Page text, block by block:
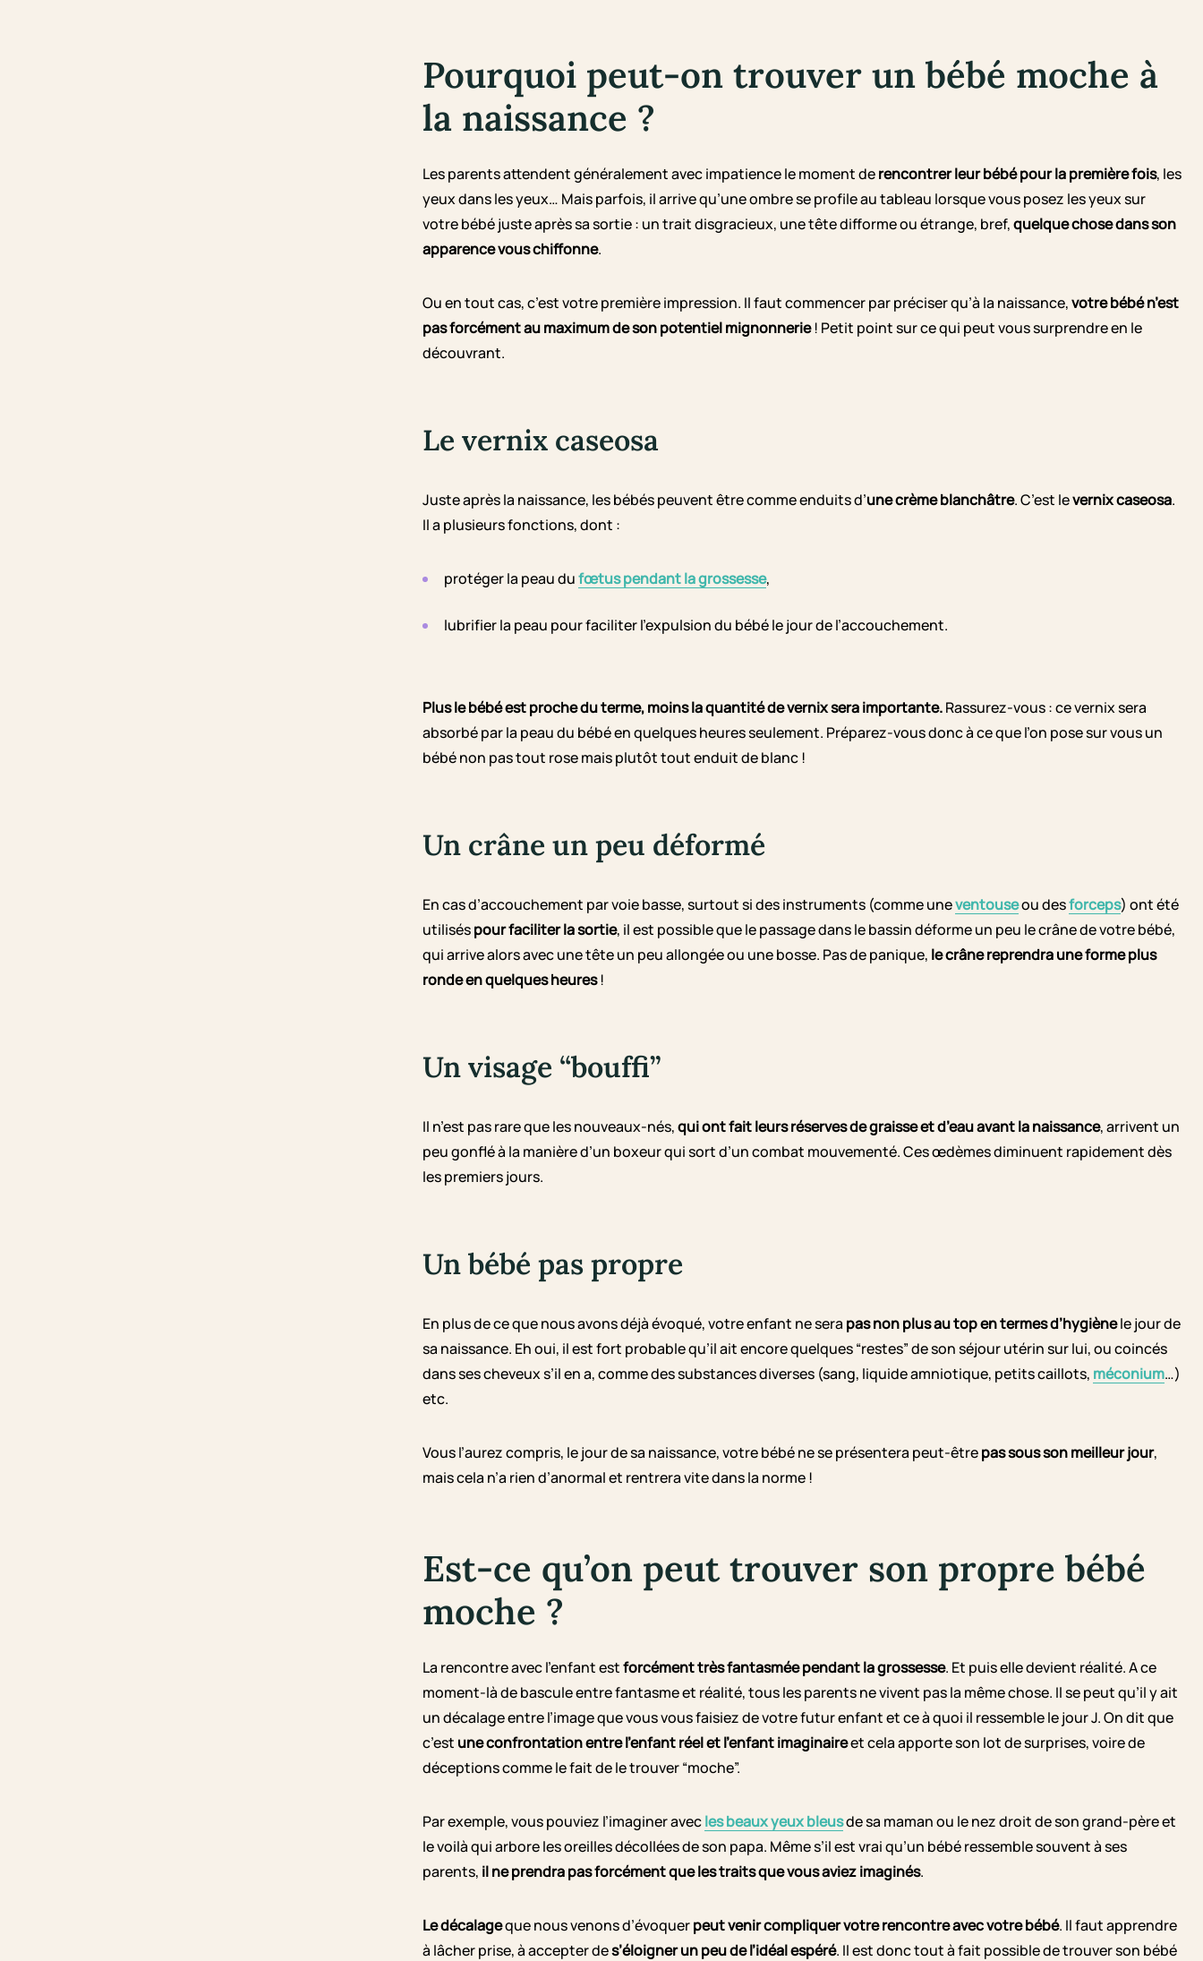
Pourquoi peut-on trouver un bébé moche à
la naissance ?
Les parents attendent généralement avec impatience le moment derencontrer leur bébé pour la première fois, les
yeux dans les yeux… Mais parfois, il arrive qu’une ombre se profile au tableau lorsque vous posez les yeux sur
votre bébé juste après sa sortie : un trait disgracieux, une tête difforme ou étrange, bref,quelque chose dans son
apparence vous chiffonne.
Ou en tout cas, c’est votre première impression. Il faut commencer par préciser qu’à la naissance,votre bébé n’est
pas forcément au maximum de son potentiel mignonnerie! Petit point sur ce qui peut vous surprendre en le
découvrant.
Le vernix caseosa
Juste après la naissance, les bébés peuvent être comme enduits d’une crème blanchâtre. C’est levernix caseosa.
Il a plusieurs fonctions, dont :
protéger la peau dufœtus pendant la grossesse,
lubrifier la peau pour faciliter l’expulsion du bébé le jour de l’accouchement.
Plus le bébé est proche du terme, moins la quantité de vernix sera importante.Rassurez-vous : ce vernix sera
absorbé par la peau du bébé en quelques heures seulement. Préparez-vous donc à ce que l’on pose sur vous un
bébé non pas tout rose mais plutôt tout enduit de blanc !
Un crâne un peu déformé
En cas d’accouchement par voie basse, surtout si des instruments (comme uneventouseou desforceps) ont été
utiliséspour faciliter la sortie, il est possible que le passage dans le bassin déforme un peu le crâne de votre bébé,
qui arrive alors avec une tête un peu allongée ou une bosse. Pas de panique, le crâne reprendra une forme plus
ronde en quelques heures!
Un visage “bouffi”
Il n’est pas rare que les nouveaux-nés,qui ont fait leurs réserves de graisse et d’eau avant la naissance, arrivent un
peu gonflé à la manière d’un boxeur qui sort d’un combat mouvementé. Ces œdèmes diminuent rapidement dès
les premiers jours.
Un bébé pas propre
En plus de ce que nous avons déjà évoqué, votre enfant ne sera pas non plus au top en termes d’hygiènele jour de
sa naissance. Eh oui, il est fort probable qu’il ait encore quelques “restes” de son séjour utérin sur lui, ou coincés
dans ses cheveux s’il en a, comme des substances diverses (sang, liquide amniotique, petits caillots, méconium…)
etc.
Vous l’aurez compris, le jour de sa naissance, votre bébé ne se présentera peut-êtrepas sous son meilleur jour,
mais cela n’a rien d’anormal et rentrera vite dans la norme !
Est-ce qu’on peut trouver son propre bébé
moche ?
La rencontre avec l’enfant estforcément très fantasmée pendant la grossesse. Et puis elle devient réalité. A ce
moment-là de bascule entre fantasme et réalité, tous les parents ne vivent pas la même chose. Il se peut qu’il y ait
un décalage entre l’image que vous vous faisiez de votre futur enfant et ce à quoi il ressemble le jour J. On dit que
c’est une confrontation entre l’enfant réel et l’enfant imaginaireet cela apporte son lot de surprises, voire de
déceptions comme le fait de le trouver “moche”.
Par exemple, vous pouviez l’imaginer avecles beaux yeux bleusde sa maman ou le nez droit de son grand-père et
le voilà qui arbore les oreilles décollées de son papa. Même s’il est vrai qu’un bébé ressemble souvent à ses
parents, il ne prendra pas forcément que les traits que vous aviez imaginés.
Le décalageque nous venons d’évoquerpeut venir compliquer votre rencontre avec votre bébé. Il faut apprendre
à lâcher prise, à accepter des’éloigner un peu de l’idéal espéré. Il est donc tout à fait possible de trouver son bébé